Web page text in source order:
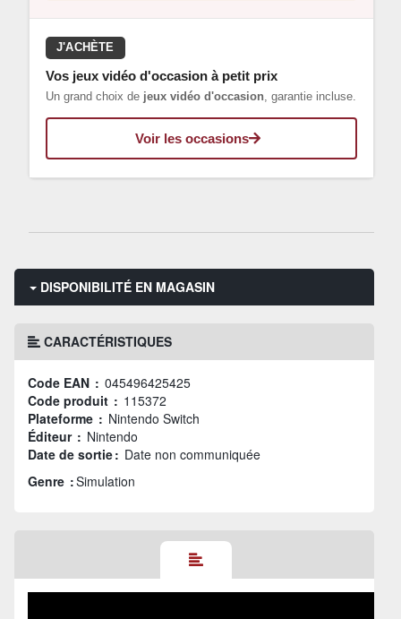
J'ACHÈTE
Vos jeux vidéo d'occasion à petit prix
Un grand choix de jeux vidéo d'occasion , garantie incluse.
Voir les occasions
DISPONIBILITÉ EN MAGASIN
CARACTÉRISTIQUES
Code EAN : 045496425425
Code produit : 115372
Plateforme : Nintendo Switch
Éditeur : Nintendo
Date de sortie : Date non communiquée
Genre :Simulation